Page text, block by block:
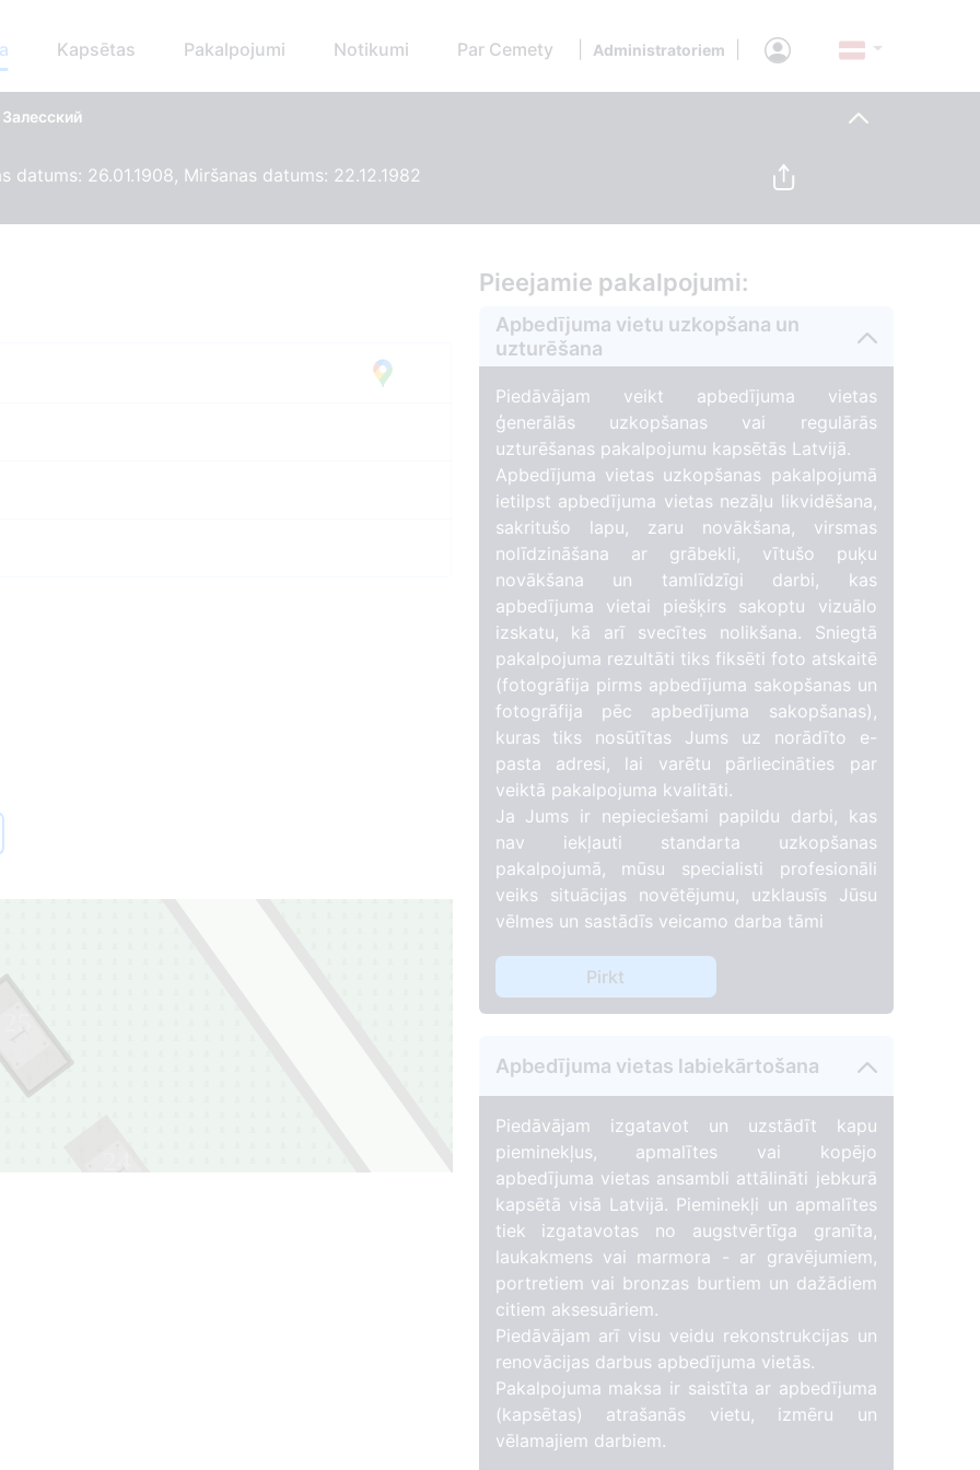
Kapsētas Pakalpojumi Notikumi Par Cemety Administratoriem
datums: 26.01.1908, Miršanas datums: 22.12.1982
1
Pieejamie pakalpojumi:
Apbedījuma vietu uzkopšana un
uzturēšana
Piedāvājam veikt apbedījuma vietas
ģenerālās uzkopšanas vai regulārās
uzturēšanas pakalpojumu kapsētās Latvijā.
Apbedījuma vietas uzkopšanas pakalpojumā
ietilpst apbedījuma vietas nezāļu likvidēšana,
sakritušo lapu, zaru novākšana, virsmas
nolīdzināšana ar grābekli, vītušo puķu
novākšana un tamlīdzīgi darbi, kas
apbedījuma vietai piešķirs sakoptu vizuālo
izskatu, kā arī svecītes nolikšana. Sniegtā
pakalpojuma rezultāti tiks fiksēti foto atskaitē
(fotogrāfija pirms apbedījuma sakopšanas un
fotogrāfija pēc apbedījuma sakopšanas),
kuras tiks nosūtītas Jums uz norādīto e-
pasta adresi, lai varētu pārliecināties par
veiktā pakalpojuma kvalitāti.
Ja Jums ir nepieciešami papildu darbi, kas
nav iekļauti standarta uzkopšanas
pakalpojumā, mūsu specialisti profesionāli
veiks situācijas novētējumu, uzklausīs Jūsu
vēlmes un sastādīs veicamo darba tāmi
Pirkt
Apbedījuma vietas labiekārtošana
Piedāvājam izgatavot un uzstādīt kapu
pieminekļus, apmalītes vai kopējo
apbedījuma vietas ansambli attālināti jebkurā
kapsētā visā Latvijā. Pieminekļi un apmalītes
tiek izgatavotas no augstvērtīga granīta,
laukakmens vai marmora - ar gravējumiem,
portretiem vai bronzas burtiem un dažādiem
citiem aksesuāriem.
Piedāvājam arī visu veidu rekonstrukcijas un
renovācijas darbus apbedījuma vietās.
Pakalpojuma maksa ir saistīta ar apbedījuma
(kapsētas) atrašanās vietu, izmēru un
vēlamajiem darbiem.